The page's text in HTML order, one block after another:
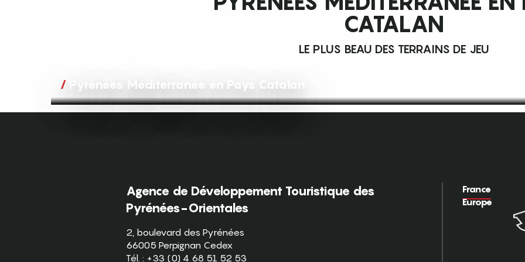
CATALAN
LE PLUS BEAU DES TERRAINS DE JEU
Pyrénées Méditerranée en Pays Catalan
Agence de Développement Touristique des
Pyrénées-Orientales
2, boulevard des Pyrénées
66005 Perpignan Cedex
Tél. : +33 (0) 4 68 51 52 53
France
Europe